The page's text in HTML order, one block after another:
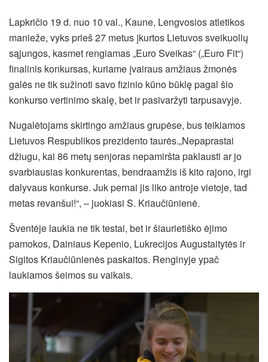
Lapkričio 19 d. nuo 10 val., Kaune, Lengvosios atletikos
manieže, vyks prieš 27 metus įkurtos Lietuvos sveikuolių
sąjungos, kasmet rengiamas „Euro Sveikas“ („Euro Fit“)
finalinis konkursas, kuriame įvairaus amžiaus žmonės
galės ne tik sužinoti savo fizinio kūno būklę pagal šio
konkurso vertinimo skalę, bet ir pasivaržyti tarpusavyje.
Nugalėtojams skirtingo amžiaus grupėse, bus teikiamos
Lietuvos Respublikos prezidento taurės.„Nepaprastai
džiugu, kai 86 metų senjoras nepamiršta paklausti ar jo
svarbiausias konkurentas, bendraamžis iš kito rajono, irgi
dalyvaus konkurse. Juk pernai jis liko antroje vietoje, tad
metas revanšui!“, – juokiasi S. Kriaučiūnienė.
Šventėje laukia ne tik testai, bet ir šiaurietiško ėjimo
pamokos, Dainiaus Kepenio, Lukrecijos Augustaitytės ir
Sigitos Kriaučiūnienės paskaitos. Renginyje ypač
laukiamos šeimos su vaikais.